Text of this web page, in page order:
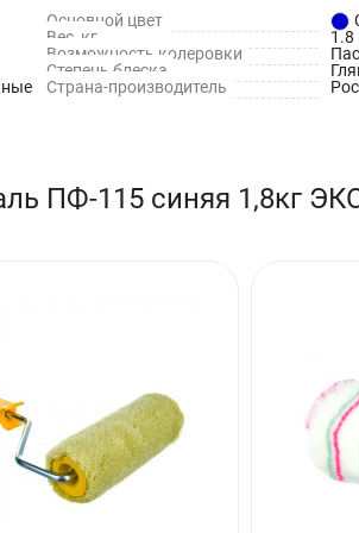
влажности воздуха (65±2)% -
разбавить уайт-спиритом в
Основной цвет
Вес, кг
1.8
Возможность колеровки
Степень блеска
Страна-производитель
ПФ-115 синяя 1,8кг